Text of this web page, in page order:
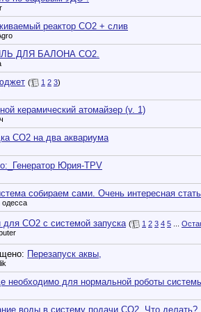
реактор СО2 + слив
ДЛЯ БАЛОНА СО2.
( 1 2 3)
керамический атомайзер (v. 1)
СО2 на два аквариума
Генератор Юрия-ТPV
собираем сами. Очень интересная
одесса
для СО2 с системой запуска ( 1 2 3 4 5
Перезапуск аквы,
необходимо для нормальной роботы
воды в систему подачи СО2. Что делать?